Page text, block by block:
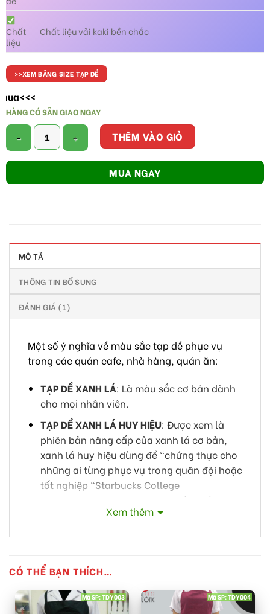
Chất
liệu
Chất liệu vải kaki bền chắc
>>XEM BẢNG SIZE TẠP DỀ
HÀNG CÓ SẴN GIAO NGAY
Tạp dề yếm trắng số lượngTHÊM VÀO GIỎ
MUA NGAY
MÔ TẢ
THÔNG TIN BỔ SUNG
ĐÁNH GIÁ (1)
Một số ý nghĩa về màu sắc tạp dề phục vụ
trong các quán cafe, nhà hàng, quán ăn:
TẠP DỀ XANH LÁ: Là màu sắc cơ bản dành
cho mọi nhân viên.
TẠP DỀ XANH LÁ HUY HIỆU: Được xem là
phiên bản nâng cấp của xanh lá cơ bản,
xanh lá huy hiệu dùng để “chứng thực cho
những ai từng phục vụ trong quân đội hoặc
tốt nghiệp “Starbucks College
Achievement Plan” – chương trình đào tạo,
cấp bằng Đại học cho nhân viên của
nhân viên khiếm thính.
TẠP DỀ XANH NƯỚC BIỂN NHẠT: Mặc trong
Happy Hour để quảng bá cho dòng đồ
Xem thêm
CÓ THỂ BẠN THÍCH…
Mã SP: TDY003 Mã SP: TDY004